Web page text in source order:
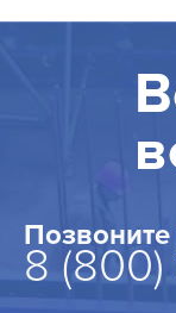
8 (800)